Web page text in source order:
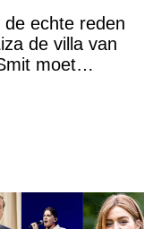
de echte reden
de villa van
moet